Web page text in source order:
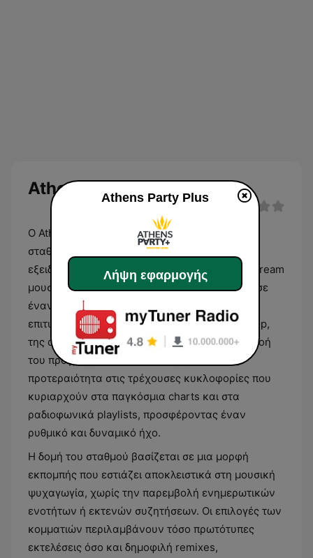
Athens Party Plus
Ο Athens Party Plus είναι ένας ραδιοφωνικός
σταθμός με έδρα την Ελλάδα, ο οποίος
εξειδικεύεται στη μετάδοση σύγχρονης mainstream
μουσικής. Το ρεπερτόριό του επικεντρώνεται σε
έναν συνδυασμό διεθνών και ελληνικών
επιτυχιών, καλύπτοντας κυρίως τα είδη της pop,
της dance και της ηλεκτρονικής μουσικής. Η ροή
του προγράμματος είναι συνεχή, δίνοντας
προτεραιότητα στις τρέχουσες κυκλοφορίες που
κυριαρχούν στα παγκόσμια charts και στα
ραδιοφωνικά playlists, προσφέροντας έναν
ρυθμικό και δυναμικό ήχο.
Η δομή του σταθμού βασίζεται σε μια μορφή
εκπομπής που εστιάζει αποκλειστικά στη μουσική
ψυχαγωγία, χωρίς την παρεμβολή ενημερωτικών
ενοτήτων ή εκτενών συζητήσεων. Οι επιλογές των
κομματιών περιλαμβάνουν τόσο πρωτότυπες
εκτελέσεις όσο και δημοφιλή remixes,
Athens Party Plus
Λήψη εφαρμογής